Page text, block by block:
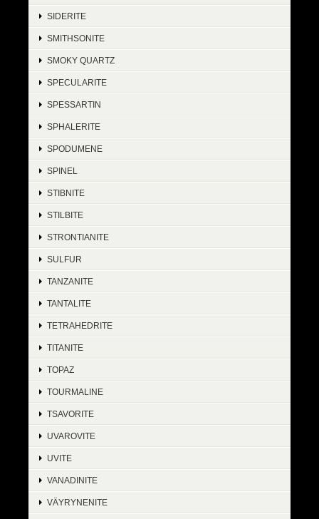
SIDERITE
SMITHSONITE
SMOKY QUARTZ
SPECULARITE
SPESSARTIN
SPHALERITE
SPODUMENE
SPINEL
STIBNITE
STILBITE
STRONTIANITE
SULFUR
TANZANITE
TANTALITE
TETRAHEDRITE
TITANITE
TOPAZ
TOURMALINE
TSAVORITE
UVAROVITE
UVITE
VANADINITE
VÄYRYNENITE